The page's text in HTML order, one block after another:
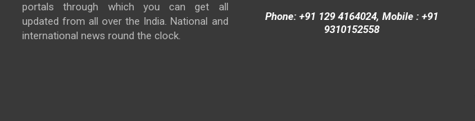
portals through which you can get all
updated from all over the India. National and
international news round the clock.
Phone: +91 129 4164024, Mobile : +91
9310152558